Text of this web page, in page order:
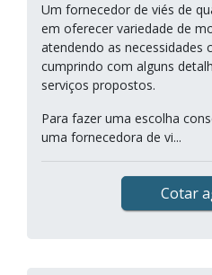
Um fornecedor de viés de
em oferecer variedade de
atendendo as necessidades
cumprindo com alguns
serviços propostos.
Para fazer uma escolha
uma fornecedora de vi...
Cotar